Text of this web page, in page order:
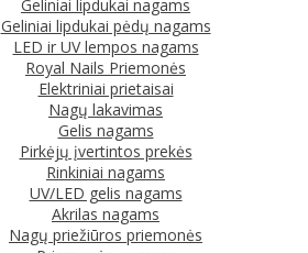
Geliniai lipdukai nagams
Geliniai lipdukai pėdų nagams
LED ir UV lempos nagams
Royal Nails Priemonės
Elektriniai prietaisai
Nagų lakavimas
Gelis nagams
Pirkėjų įvertintos prekės
Rinkiniai nagams
UV/LED gelis nagams
Akrilas nagams
Nagų priežiūros priemonės